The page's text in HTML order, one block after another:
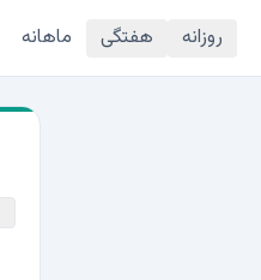
روزانه هفتگی ماهانه